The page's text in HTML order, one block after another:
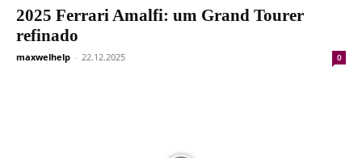
2025 Ferrari Amalfi: um Grand Tourer
refinado
maxwelhelp - 22.12.2025 0